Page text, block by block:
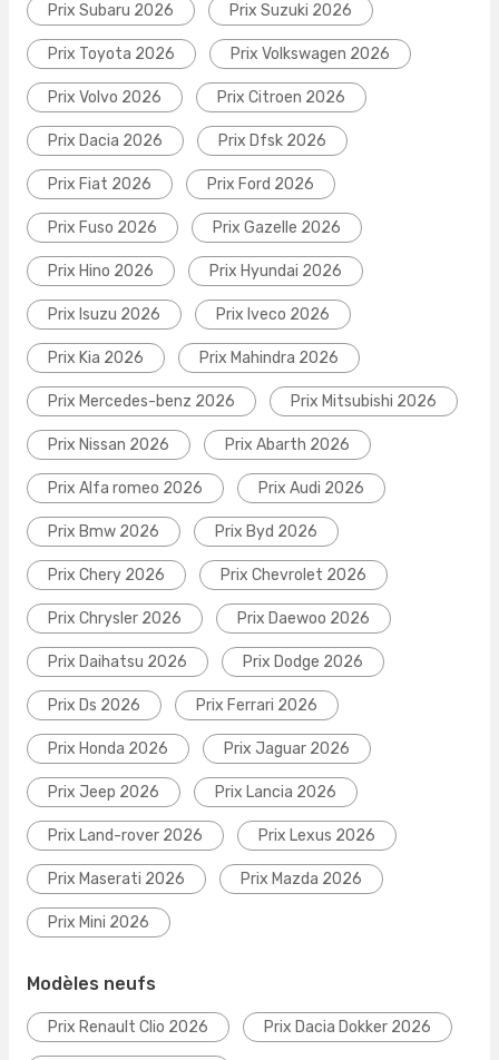
Prix Subaru 2026 Prix Suzuki 2026
Prix Toyota 2026 Prix Volkswagen 2026
Prix Volvo 2026 Prix Citroen 2026
Prix Dacia 2026 Prix Dfsk 2026
Prix Fiat 2026 Prix Ford 2026
Prix Fuso 2026 Prix Gazelle 2026
Prix Hino 2026 Prix Hyundai 2026
Prix Isuzu 2026 Prix Iveco 2026
Prix Kia 2026 Prix Mahindra 2026
Prix Mercedes-benz 2026 Prix Mitsubishi 2026
Prix Nissan 2026 Prix Abarth 2026
Prix Alfa romeo 2026 Prix Audi 2026
Prix Bmw 2026 Prix Byd 2026
Prix Chery 2026 Prix Chevrolet 2026
Prix Chrysler 2026 Prix Daewoo 2026
Prix Daihatsu 2026 Prix Dodge 2026
Prix Ds 2026 Prix Ferrari 2026
Prix Honda 2026 Prix Jaguar 2026
Prix Jeep 2026 Prix Lancia 2026
Prix Land-rover 2026 Prix Lexus 2026
Prix Maserati 2026 Prix Mazda 2026
Prix Mini 2026
Modèles neufs
Prix Renault Clio 2026 Prix Dacia Dokker 2026